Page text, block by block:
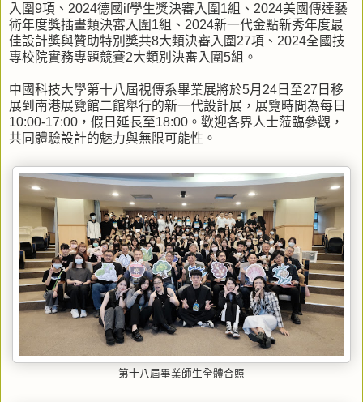
入圍9項、2024德國if學生獎決審入圍1組、2024美國傳達藝
術年度獎插畫類決審入圍1組、2024新一代金點新秀年度最
佳設計獎與贊助特別獎共8大類決審入圍27項、2024全國技
專校院實務專題競賽2大類別決審入圍5組。
中國科技大學第十八屆視傳系畢業展將於5月24日至27日移
展到南港展覽館二館舉行的新一代設計展，展覽時間為每日
10:00-17:00，假日延長至18:00。歡迎各界人士蒞臨參觀，
共同體驗設計的魅力與無限可能性。
第十八屆畢業師生全體合照